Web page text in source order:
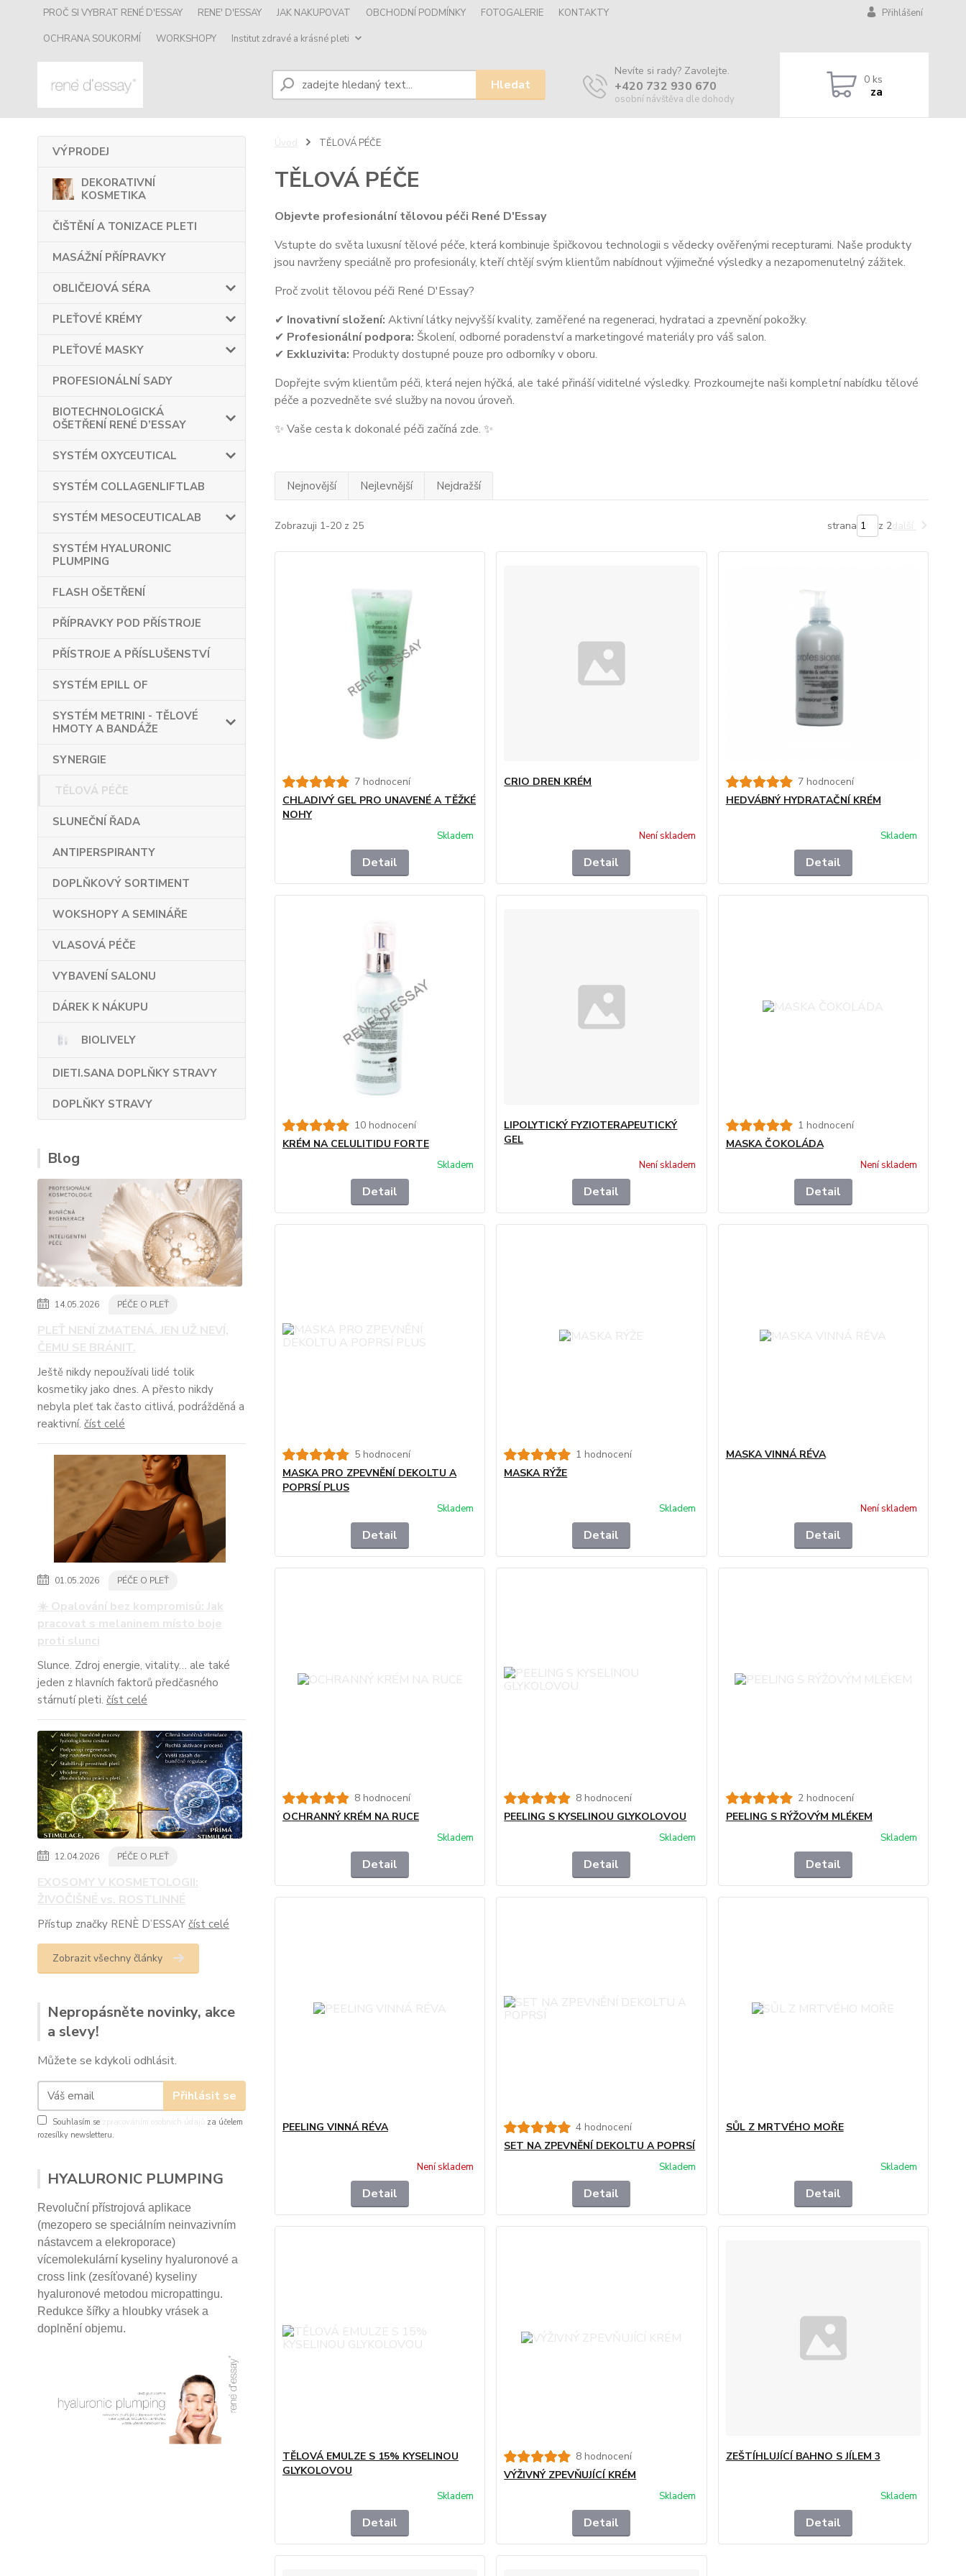
PROČ SI VYBRAT RENÉ D'ESSAY RENE' D'ESSAY JAK NAKUPOVAT OBCHODNÍ PODMÍNKY FOTOGALERIE
KONTAKTY
OCHRANA SOUKORMÍ
WORKSHOPY Institut zdravé a krásné pleti
Přihlášení
Hledat
Nevíte si rady? Zavolejte.
+420 732 930 670
osobní návštěva dle dohody
0 ks
za
VÝPRODEJ
DEKORATIVNÍ
KOSMETIKA
ČIŠTĚNÍ A TONIZACE PLETI
MASÁŽNÍ PŘÍPRAVKY
OBLIČEJOVÁ SÉRA
PLEŤOVÉ KRÉMY
PLEŤOVÉ MASKY
PROFESIONÁLNÍ SADY
BIOTECHNOLOGICKÁ
OŠETŘENÍ RENÉ D’ESSAY
SYSTÉM OXYCEUTICAL
SYSTÉM COLLAGENLIFTLAB
SYSTÉM MESOCEUTICALAB
SYSTÉM HYALURONIC
PLUMPING
FLASH OŠETŘENÍ
PŘÍPRAVKY POD PŘÍSTROJE
PŘÍSTROJE A PŘÍSLUŠENSTVÍ
SYSTÉM EPILL OF
SYSTÉM METRINI - TĚLOVÉ
HMOTY A BANDÁŽE
SYNERGIE
TĚLOVÁ PÉČE
SLUNEČNÍ ŘADA
ANTIPERSPIRANTY
DOPLŇKOVÝ SORTIMENT
WOKSHOPY A SEMINÁŘE
VLASOVÁ PÉČE
VYBAVENÍ SALONU
DÁREK K NÁKUPU
BIOLIVELY
DIETI.SANA DOPLŇKY STRAVY
DOPLŇKY STRAVY
Blog
14.05.2026 PÉČE O PLEŤ
PLEŤ NENÍ ZMATENÁ. JEN UŽ NEVÍ,
ČEMU SE BRÁNIT.
Ještě nikdy nepoužívali lidé tolik
kosmetiky jako dnes. A přesto nikdy
nebyla pleť tak často citlivá, podrážděná a
reaktivní. číst celé
01.05.2026 PÉČE O PLEŤ
☀️ Opalování bez kompromisů: Jak
pracovat s melaninem místo boje
proti slunci
Slunce. Zdroj energie, vitality… ale také
jeden z hlavních faktorů předčasného
stárnutí pleti. číst celé
12.04.2026 PÉČE O PLEŤ
EXOSOMY V KOSMETOLOGII:
ŽIVOČIŠNÉ vs. ROSTLINNÉ
Přístup značky RENÈ D’ESSAY číst celé
Zobrazit všechny články
Nepropásněte novinky, akce
a slevy!
Můžete se kdykoli odhlásit.
Přihlásit se
Souhlasím se zpracováním osobních údajů
za účelem
rozesílky newsletteru.
HYALURONIC PLUMPING
Revoluční přístrojová aplikace
(mezopero se speciálním neinvazivním
nástavcem a elekroporace)
vícemolekulární kyseliny hyaluronové a
cross link (zesíťované) kyseliny
hyaluronové metodou micropattingu.
Redukce šířky a hloubky vrásek a
doplnění objemu.
Úvod TĚLOVÁ PÉČE
TĚLOVÁ PÉČE
Objevte profesionální tělovou péči René D'Essay
Vstupte do světa luxusní tělové péče, která kombinuje špičkovou technologii s vědecky ověřenými recepturami. Naše produkty
jsou navrženy speciálně pro profesionály, kteří chtějí svým klientům nabídnout výjimečné výsledky a nezapomenutelný zážitek.
Proč zvolit tělovou péči René D'Essay?
✔ Inovativní složení: Aktivní látky nejvyšší kvality, zaměřené na regeneraci, hydrataci a zpevnění pokožky.
✔ Profesionální podpora: Školení, odborné poradenství a marketingové materiály pro váš salon.
✔ Exkluzivita: Produkty dostupné pouze pro odborníky v oboru.
Dopřejte svým klientům péči, která nejen hýčká, ale také přináší viditelné výsledky. Prozkoumejte naši kompletní nabídku tělové
péče a pozvedněte své služby na novou úroveň.
✨ Vaše cesta k dokonalé péči začíná zde. ✨
Nejnovější Nejlevnější Nejdražší
Zobrazuji 1-20 z 25 strana z 2další
7 hodnocení
CHLADIVÝ GEL PRO UNAVENÉ A TĚŽKÉ
NOHY
Skladem
Detail
CRIO DREN KRÉM
Není skladem
Detail
7 hodnocení
HEDVÁBNÝ HYDRATAČNÍ KRÉM
Skladem
Detail
10 hodnocení
KRÉM NA CELULITIDU FORTE
Skladem
Detail
LIPOLYTICKÝ FYZIOTERAPEUTICKÝ
GEL
Není skladem
Detail
1 hodnocení
MASKA ČOKOLÁDA
Není skladem
Detail
5 hodnocení
MASKA PRO ZPEVNĚNÍ DEKOLTU A
POPRSÍ PLUS
Skladem
Detail
1 hodnocení
MASKA RÝŽE
Skladem
Detail
MASKA VINNÁ RÉVA
Není skladem
Detail
8 hodnocení
OCHRANNÝ KRÉM NA RUCE
Skladem
Detail
8 hodnocení
PEELING S KYSELINOU GLYKOLOVOU
Skladem
Detail
2 hodnocení
PEELING S RÝŽOVÝM MLÉKEM
Skladem
Detail
PEELING VINNÁ RÉVA
Není skladem
Detail
4 hodnocení
SET NA ZPEVNĚNÍ DEKOLTU A POPRSÍ
Skladem
Detail
SŮL Z MRTVÉHO MOŘE
Skladem
Detail
TĚLOVÁ EMULZE S 15% KYSELINOU
GLYKOLOVOU
Skladem
Detail
8 hodnocení
VÝŽIVNÝ ZPEVŇUJÍCÍ KRÉM
Skladem
Detail
ZEŠTÍHLUJÍCÍ BAHNO S JÍLEM 3
Skladem
Detail